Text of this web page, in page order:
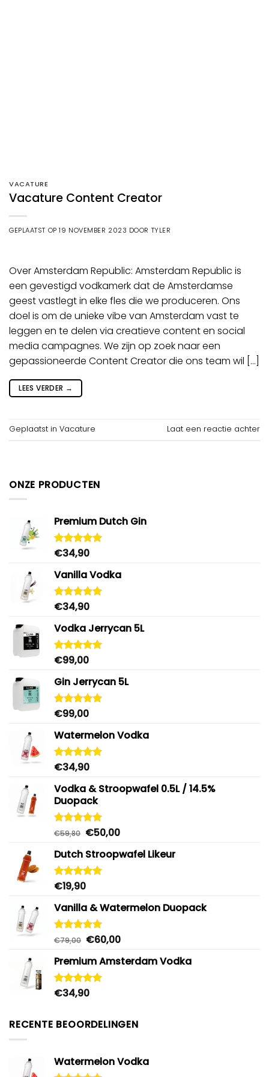
VACATURE
Vacature Content Creator
GEPLAATST OP19 NOVEMBER 2023 DOOR TYLER
Over Amsterdam Republic: Amsterdam Republic is
een gevestigd vodkamerk dat de Amsterdamse
geest vastlegt in elke fles die we produceren. Ons
doel is om de unieke vibe van Amsterdam vast te
leggen en te delen via creatieve content en social
media campagnes. We zijn op zoek naar een
gepassioneerde Content Creator die ons team wil […]
LEES VERDER →
Geplaatst in Vacature Laat een reactie achter
ONZE PRODUCTEN
Premium Dutch Gin
Gewaardeerd
€34,90
Vanilla Vodka
Gewaardeerd
€34,90
Vodka Jerrycan 5L
Gewaardeerd
€99,00
Gin Jerrycan 5L
Gewaardeerd
€99,00
Watermelon Vodka
Gewaardeerd
€34,90
Vodka & Stroopwafel 0.5L / 14.5%
Duopack
Gewaardeerd
€59,80 Oorspronkelijke
was:
€59,80.
€50,00Huidige
is:
Dutch Stroopwafel Likeur
Gewaardeerd
€19,90
Vanilla & Watermelon Duopack
Gewaardeerd
€79,00 Oorspronkelijke
was:
€79,00.
€60,00Huidige
is:
Premium Amsterdam Vodka
Gewaardeerd
€34,90
RECENTE BEOORDELINGEN
Watermelon Vodka